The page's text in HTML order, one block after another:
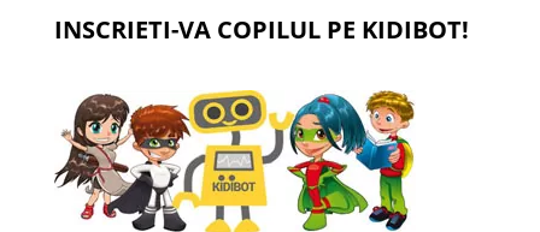
INSCRIETI-VA COPILUL PE KIDIBOT!